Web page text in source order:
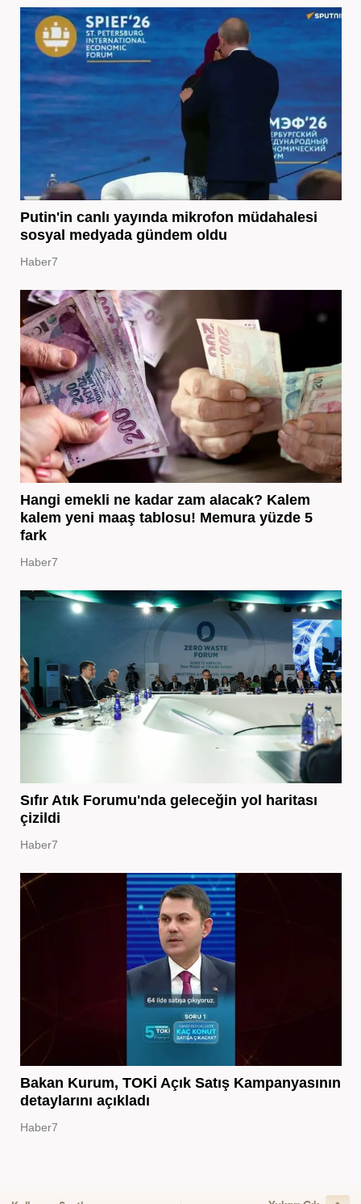
Putin'in canlı yayında mikrofon müdahalesi
sosyal medyada gündem oldu
Haber7
Hangi emekli ne kadar zam alacak? Kalem
kalem yeni maaş tablosu! Memura yüzde 5
fark
Haber7
Sıfır Atık Forumu'nda geleceğin yol haritası
çizildi
Haber7
Bakan Kurum, TOKİ Açık Satış Kampanyasının
detaylarını açıkladı
Haber7